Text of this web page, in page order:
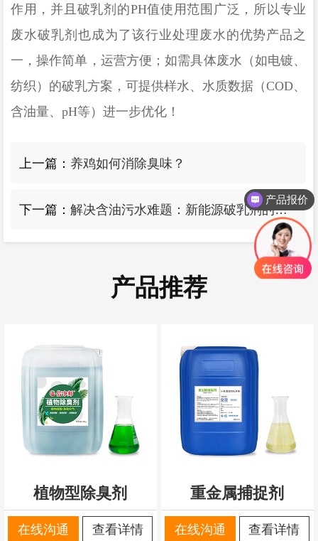
作用，并且破乳剂的PH值使用范围广泛，所以专业
废水破乳剂也成为了该行业处理废水的优势产品之
一，操作简单，运营方便；如需具体废水（如电镀、
纺织）的破乳方案，可提供样水、水质数据（COD、
含油量、 pH等）进一步优化！
上一篇： 养鸡如何消除臭味？
下一篇： 解决含油污水难题：新能源破乳剂的高效应用
产品推荐
植物型除臭剂
在线沟通 查看详情
重金属捕捉剂
在线沟通 查看详情
产品报价